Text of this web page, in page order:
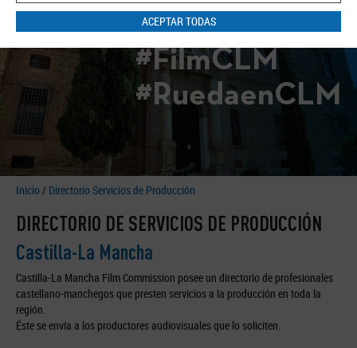
ACEPTAR TODAS
#FilmCLM
#RuedaenCLM
Inicio / Directorio Servicios de Producción
DIRECTORIO DE SERVICIOS DE PRODUCCIÓN
Castilla-La Mancha
Castilla-La Mancha Film Commission posee un directorio de profesionales
castellano-manchegos que presten servicios a la producción en toda la
región.
Éste se envía a los productores audiovisuales que lo soliciten.